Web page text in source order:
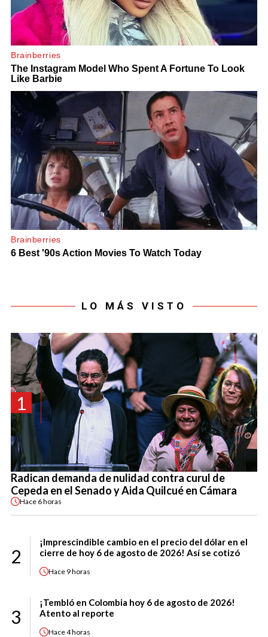
LO MÁS VISTO
1
Radican demanda de nulidad contra curul de
Cepeda en el Senado y Aida Quilcué en Cámara
Hace 6 horas
2
¡Imprescindible cambio en el precio del dólar en el
cierre de hoy 6 de agosto de 2026! Así se cotizó
Hace 9 horas
3
¡Tembló en Colombia hoy 6 de agosto de 2026!
Atento al reporte
Hace4 horas